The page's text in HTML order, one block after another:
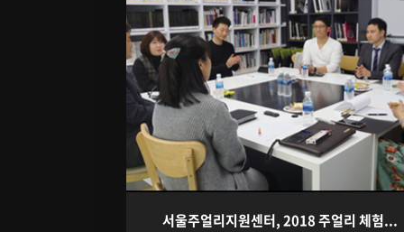
서울주얼리지원센터, 2018 주얼리 체험...